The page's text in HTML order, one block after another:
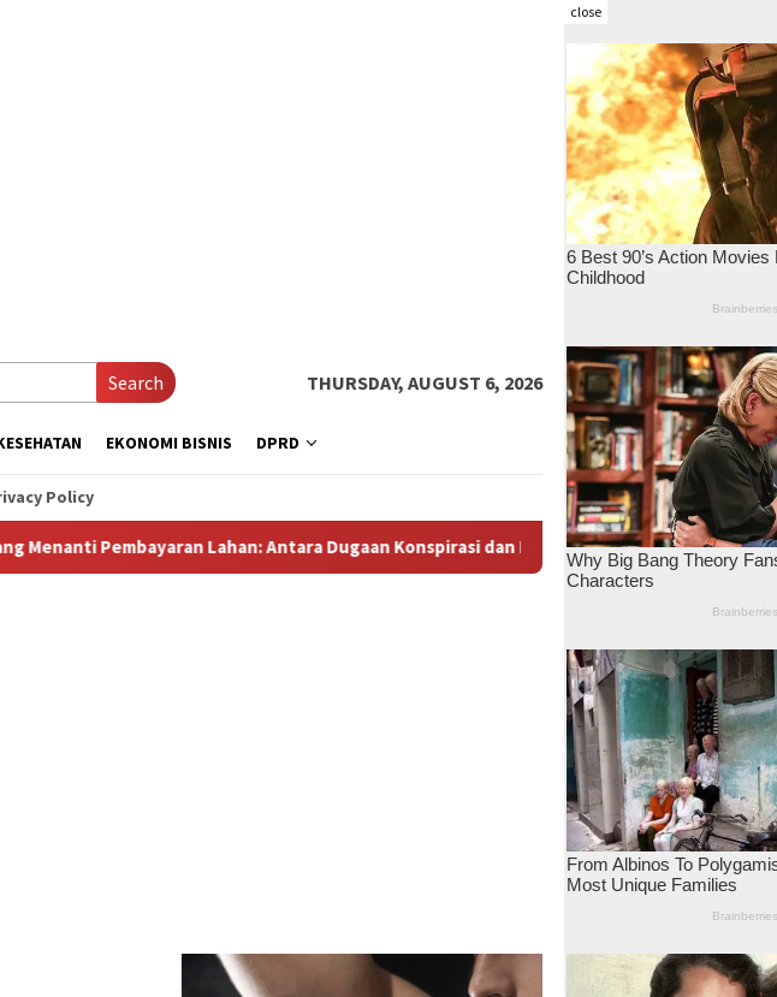
close
Search THURSDAY, AUGUST 6, 2026
EKONOMI BISNIS DPRD
Policy
Dugaan Konspirasi dan Bayang-Bayang “Makelar Berkelas” di Tengah Proyek Blok